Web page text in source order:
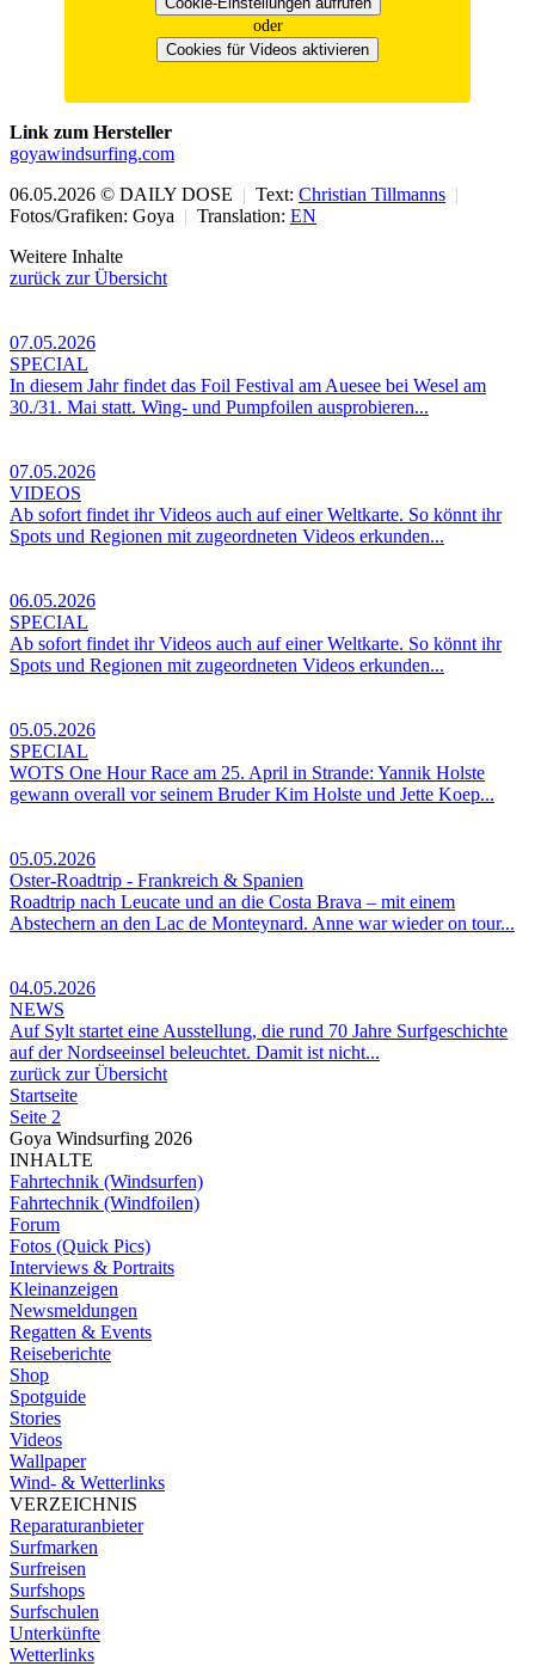
oder
Cookies für Videos aktivieren
Link zum Hersteller
goyawindsurfing.com
06.05.2026 © DAILY DOSE | Text: Christian Tillmanns |
Fotos/Grafiken: Goya | Translation: EN
Weitere Inhalte
zurück zur Übersicht
07.05.2026
SPECIAL
In diesem Jahr findet das Foil Festival am Auesee bei Wesel am
30./31. Mai statt. Wing- und Pumpfoilen ausprobieren...
07.05.2026
VIDEOS
Ab sofort findet ihr Videos auch auf einer Weltkarte. So könnt ihr
Spots und Regionen mit zugeordneten Videos erkunden...
06.05.2026
SPECIAL
Ab sofort findet ihr Videos auch auf einer Weltkarte. So könnt ihr
Spots und Regionen mit zugeordneten Videos erkunden...
05.05.2026
SPECIAL
WOTS One Hour Race am 25. April in Strande: Yannik Holste
gewann overall vor seinem Bruder Kim Holste und Jette Koep...
05.05.2026
Oster-Roadtrip - Frankreich & Spanien
Roadtrip nach Leucate und an die Costa Brava – mit einem
Abstechern an den Lac de Monteynard. Anne war wieder on tour...
04.05.2026
NEWS
Auf Sylt startet eine Ausstellung, die rund 70 Jahre Surfgeschichte
auf der Nordseeinsel beleuchtet. Damit ist nicht...
zurück zur Übersicht
Startseite
Seite 2
Goya Windsurfing 2026
INHALTE
Fahrtechnik (Windsurfen)
Fahrtechnik (Windfoilen)
Forum
Fotos (Quick Pics)
Interviews & Portraits
Kleinanzeigen
Newsmeldungen
Regatten & Events
Reiseberichte
Shop
Spotguide
Stories
Videos
Wallpaper
Wind- & Wetterlinks
VERZEICHNIS
Reparaturanbieter
Surfmarken
Surfreisen
Surfshops
Surfschulen
Unterkünfte
Wetterlinks